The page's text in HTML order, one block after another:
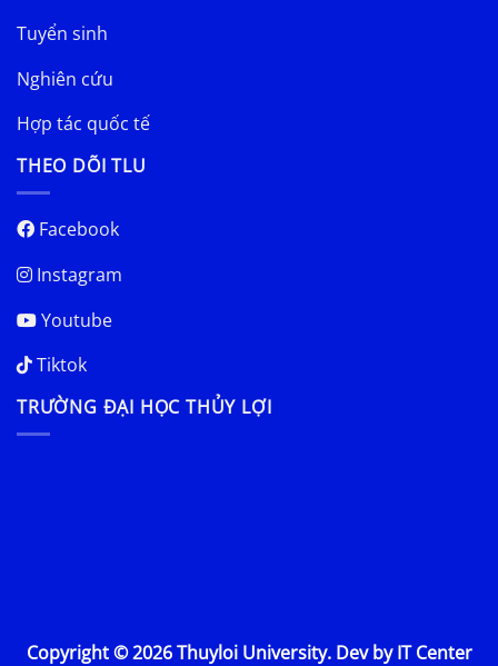
Tuyển sinh
Nghiên cứu
Hợp tác quốc tế
THEO DÕI TLU
Facebook
Instagram
Youtube
Tiktok
TRƯỜNG ĐẠI HỌC THỦY LỢI
Copyright © 2026 Thuyloi University. Dev by IT Center